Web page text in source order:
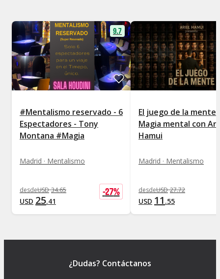
9.7
#Mentalismo reservado - 6
Espectadores - Tony
Montana #Magia
Madrid · Mentalismo
desdeUSD 34.65
USD 25.41
-27%
El juego de la mente
Magia mental con
Hamui
Madrid · Mentalismo
desdeUSD 27.72
USD 11 .55
¿Dudas? Contáctanos